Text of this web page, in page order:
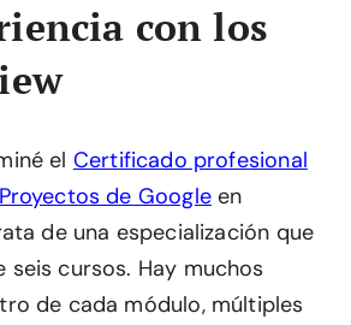
con los
el Certificado profesional
de Googleen
de una especialización que
seis cursos. Hay muchos
de cada módulo, múltiples